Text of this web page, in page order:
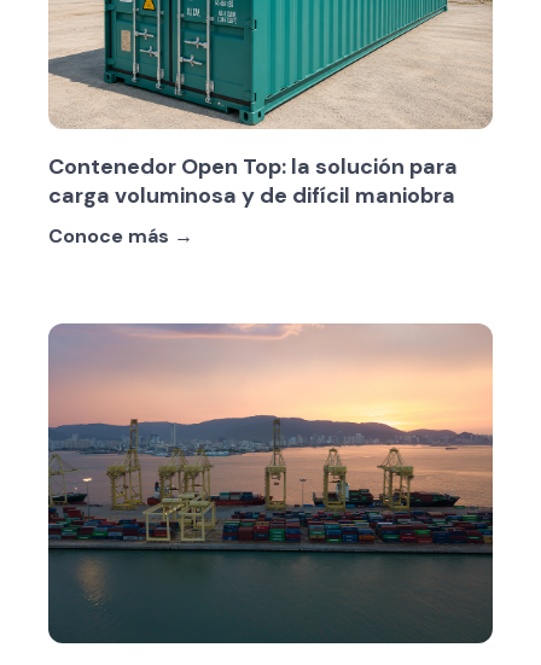
Contenedor Open Top: la solución para
carga voluminosa y de difícil maniobra
Conoce más →